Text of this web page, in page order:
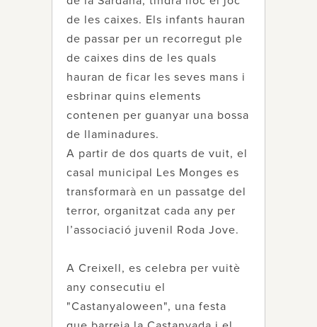
de les caixes. Els infants hauran
de passar per un recorregut ple
de caixes dins de les quals
hauran de ficar les seves mans i
esbrinar quins elements
contenen per guanyar una bossa
de llaminadures.
A partir de dos quarts de vuit, el
casal municipal Les Monges es
transformarà en un passatge del
terror, organitzat cada any per
l’associació juvenil Roda Jove.
A Creixell, es celebra per vuitè
any consecutiu el
"Castanyaloween", una festa